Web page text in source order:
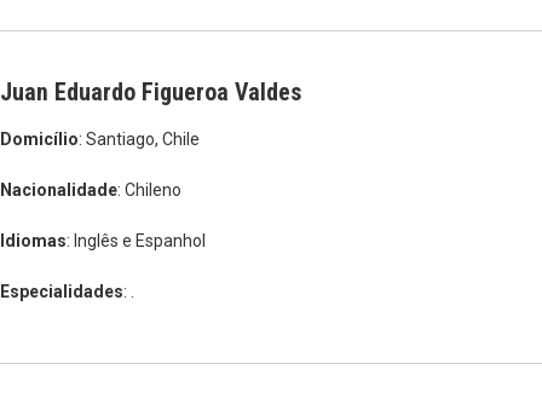
Juan Eduardo Figueroa Valdes
Domicílio: Santiago, Chile
Nacionalidade: Chileno
Idiomas: Inglês e Espanhol
Especialidades: .